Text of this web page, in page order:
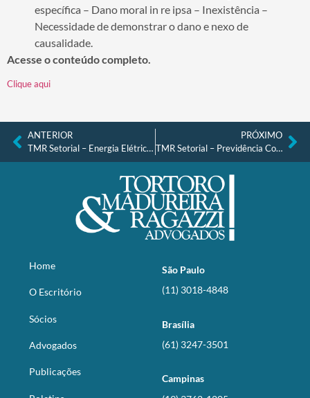
específica – Dano moral in re ipsa – Inexistência –
Necessidade de demonstrar o dano e nexo de
causalidade.
Acesse o conteúdo completo.
Clique aqui
ANTERIOR
TMR Setorial – Energia Elétrica nº 39, de 06.05.2024
PRÓXIMO
TMR Setorial – Previdência Complementar, Seguros e Resseguros nº 39, de 10.05.2024
Home
O Escritório
Sócios
Advogados
Publicações
São Paulo
(11) 3018-4848
Brasília
(61) 3247-3501
Campinas